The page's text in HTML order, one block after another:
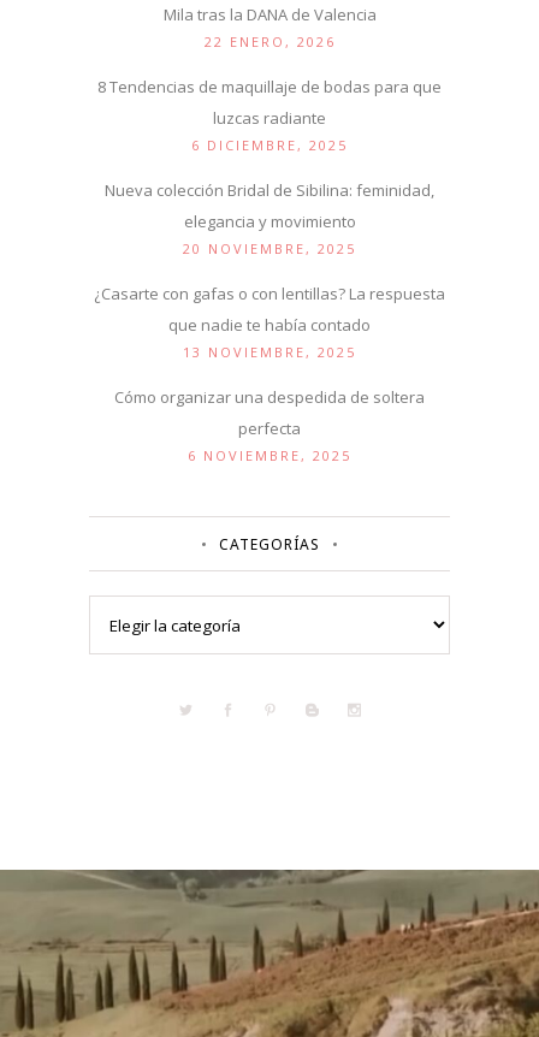
Mila tras la DANA de Valencia
22 ENERO, 2026
8 Tendencias de maquillaje de bodas para que
luzcas radiante
6 DICIEMBRE, 2025
Nueva colección Bridal de Sibilina: feminidad,
elegancia y movimiento
20 NOVIEMBRE, 2025
¿Casarte con gafas o con lentillas? La respuesta
que nadie te había contado
13 NOVIEMBRE, 2025
Cómo organizar una despedida de soltera
perfecta
6 NOVIEMBRE, 2025
CATEGORÍAS